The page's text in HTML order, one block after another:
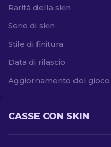
Rarità della skin
Serie di skin
Stile di finitura
Data di rilascio
Aggiornamento del gioco
CASSE CON SKIN